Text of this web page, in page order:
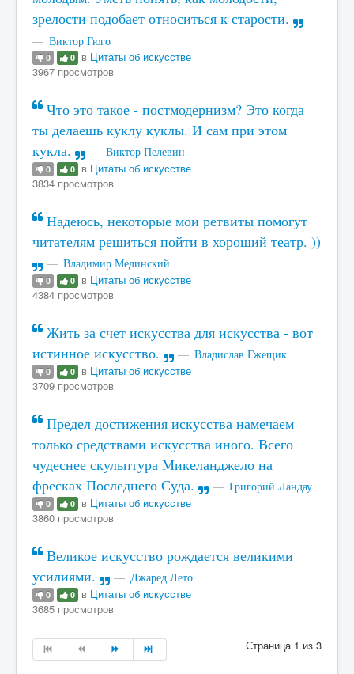
зрелости подобает относиться к старости.
Виктор Гюго
0 0 в Цитаты об искусстве
3967 просмотров
Что это такое - постмодернизм? Это когда
ты делаешь куклу куклы. И сам при этом
кукла.
Виктор Пелевин
0 0 в Цитаты об искусстве
3834 просмотров
Надеюсь, некоторые мои ретвиты помогут
читателям решиться пойти в хороший театр. ))
Владимир Мединский
0 0 в Цитаты об искусстве
4384 просмотров
Жить за счет искусства для искусства - вот
истинное искусство.
Владислав Гжещик
0 0 в Цитаты об искусстве
3709 просмотров
Предел достижения искусства намечаем
только средствами искусства иного. Всего
чудеснее скульптура Микеланджело на
фресках Последнего Суда.
Григорий Ландау
0 0 в Цитаты об искусстве
3860 просмотров
Великое искусство рождается великими
усилиями.
Джаред Лето
0 0 в Цитаты об искусстве
3685 просмотров
Страница 1 из 3